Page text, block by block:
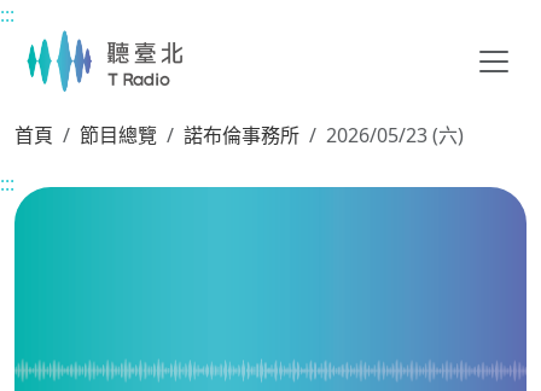
主要內容區塊
:::
首頁 節目總覽 諾布倫事務所
2026/05/23 (六)
:::